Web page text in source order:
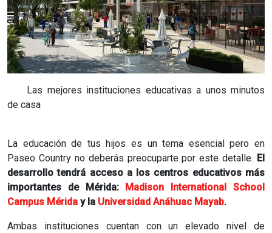
Las mejores instituciones educativas a unos minutos
de casa
La educación de tus hijos es un tema esencial pero en
Paseo Country no deberás preocuparte por este detalle. El
desarrollo tendrá acceso a los centros educativos más
importantes de Mérida:
Madison International School
Campus Mérida y la Universidad Anáhuac Mayab.
Ambas instituciones cuentan con un elevado nivel de